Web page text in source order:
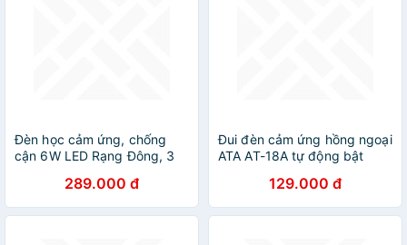
Đèn học cảm ứng, chống
cận 6W LED Rạng Đông, 3
giao màu ngẫu nhiên )
289.000 đ
Đui đèn cảm ứng hồng ngoại
ATA AT-18A tự động bật
Hàng chính hãng
129.000 đ